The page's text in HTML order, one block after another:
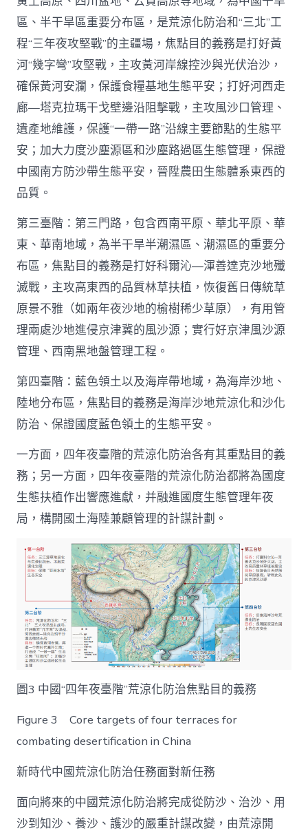
區、半干旱區重要分布區，是荒涼化防治和“三北”工
程“三年夜攻堅戰”的主疆場，焦點目的義務是打好黃
河“幾字彎”攻堅戰，主攻黃河岸線控沙與光伏治沙，
確保黃河安瀾，保護食糧基地生態平安；打好河西走
廊—塔克拉瑪干戈壁邊沿阻擊戰，主攻風沙口管理、
遺產地維護，保護“一帶一路”沿線主要節點的生態平
安；加大力度沙塵源區和沙塵路過區生態管理，保證
中國南方防沙帶生態平安，晉陞農田生態體系東西的
品質。
第三臺階：第三門路，包含西南平原、華北平原、華
東、華南地域，為半干旱半潮濕區、潮濕區的重要分
布區，焦點目的義務是打好科爾沁—渾善達克沙地殲
滅戰，主攻高東西的品質林草扶植，恢復舊日傳統草
原景不雅（如兩年夜沙地的榆樹稀少草原），有用管
理兩處沙地進侵京津冀的風沙源；實行好京津風沙源
管理、西南黑地盤管理工程。
第四臺階：藍色領土以及海岸帶地域，為海岸沙地、
陸地分布區，焦點目的義務是海岸沙地荒涼化和沙化
防治、保證國度藍色領土的生態平安。
一方面，四年夜臺階的荒涼化防治各有其重點目的義
務；另一方面，四年夜臺階的荒涼化防治都將為國度
生態扶植作出響應進獻，并融進國度生態管理年夜
局，構開國土海陸兼顧管理的計謀計劃。
圖3 中國“四年夜臺階”荒涼化防治焦點目的義務
Figure 3 Core targets of four terraces for
combating desertification in China
新時代中國荒涼化防治任務面對新任務
面向將來的中國荒涼化防治將完成從防沙、治沙、用
沙到知沙、養沙、護沙的嚴重計謀改變，由荒涼開